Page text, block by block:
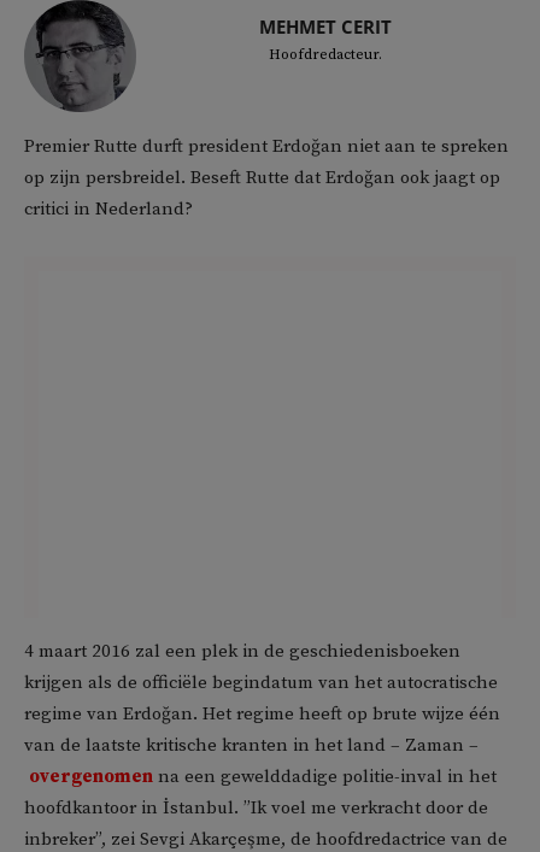
MEHMET CERIT
Hoofdredacteur.
Premier Rutte durft president Erdoğan niet aan te spreken
op zijn persbreidel. Beseft Rutte dat Erdoğan ook jaagt op
critici in Nederland?
4 maart 2016 zal een plek in de geschiedenisboeken
krijgen als de officiële begindatum van het autocratische
regime van Erdoğan. Het regime heeft op brute wijze één
van de laatste kritische kranten in het land – Zaman –
overgenomen na een gewelddadige politie-inval in het
hoofdkantoor in İstanbul. ”Ik voel me verkracht door de
inbreker”, zei Sevgi Akarçeşme, de hoofdredactrice van de